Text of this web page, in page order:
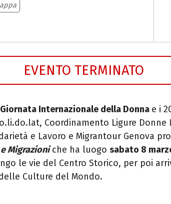
EVENTO TERMINATO
Giornata Internazionale della Donna e i
Coordinamento Ligure Donne
e Lavoro e Migrantour Genova
Migrazioniche ha luogo sabato 8
le vie del Centro Storico, per poi
Culture del Mondo.